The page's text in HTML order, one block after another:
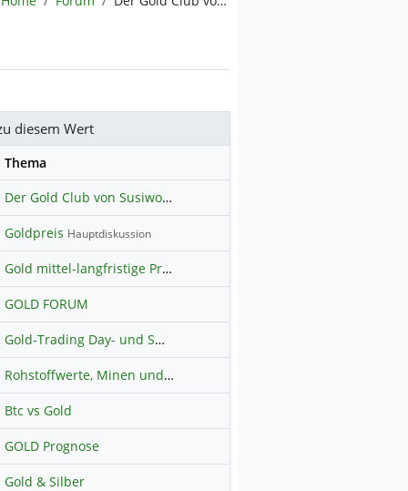
diesem Wert
Thema
Der Gold Club von Susiwong
Goldpreis Hauptdiskussion
Gold mittel-langfristige Prognosen
GOLD FORUM
Gold-Trading Day- und Swingtrading (freier Austausch)
Rohstoffwerte, Minen und Explorer
Btc vs Gold
GOLD Prognose
Gold & Silber